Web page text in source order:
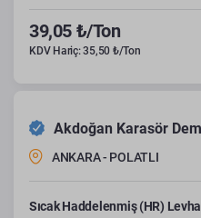
39,05 ₺/Ton
KDV Hariç: 35,50 ₺/Ton
Akdoğan Karasör
ANKARA - POLATLI
Sıcak Haddelenmiş (HR)